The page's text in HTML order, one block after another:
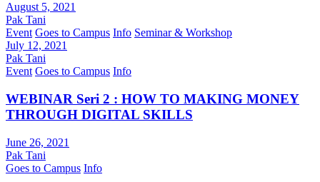
August 5, 2021
Pak Tani
Event Goes to Campus Info Seminar & Workshop
July 12, 2021
Pak Tani
Event Goes to Campus Info
WEBINAR Seri 2 : HOW TO MAKING MONEY
THROUGH DIGITAL SKILLS
June 26, 2021
Pak Tani
Goes to Campus Info